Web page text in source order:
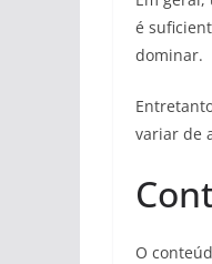
é
dominar.
variar de
O